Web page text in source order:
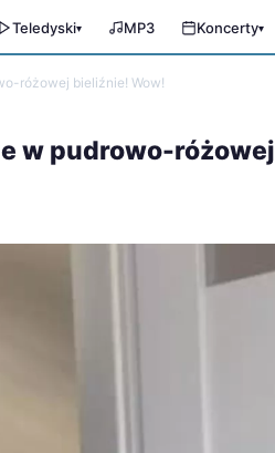
Teledyski▾ MP3 Koncerty▾
różowej bieliźnie! Wow!
w pudrowo-różowej